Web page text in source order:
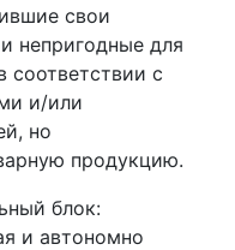
свои
непригодные для
соответствии с
и/или
но
продукцию.
блок:
и автономно